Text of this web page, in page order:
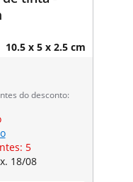
10.5 x 5 x 2.5 cm
do desconto:
5
18/08